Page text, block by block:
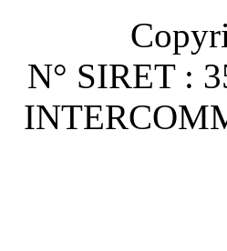
N° SIRET :